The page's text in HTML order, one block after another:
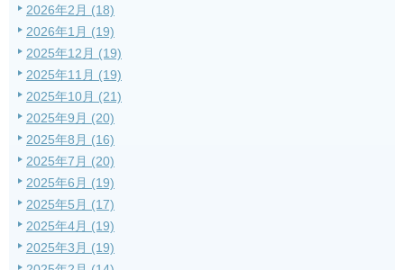
2026年2月 (18)
2026年1月 (19)
2025年12月 (19)
2025年11月 (19)
2025年10月 (21)
2025年9月 (20)
2025年8月 (16)
2025年7月 (20)
2025年6月 (19)
2025年5月 (17)
2025年4月 (19)
2025年3月 (19)